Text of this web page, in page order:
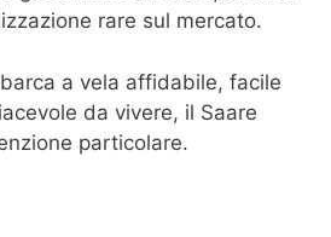
rare sul mercato.
a vela affidabile, facile
da vivere, il Saare
particolare.